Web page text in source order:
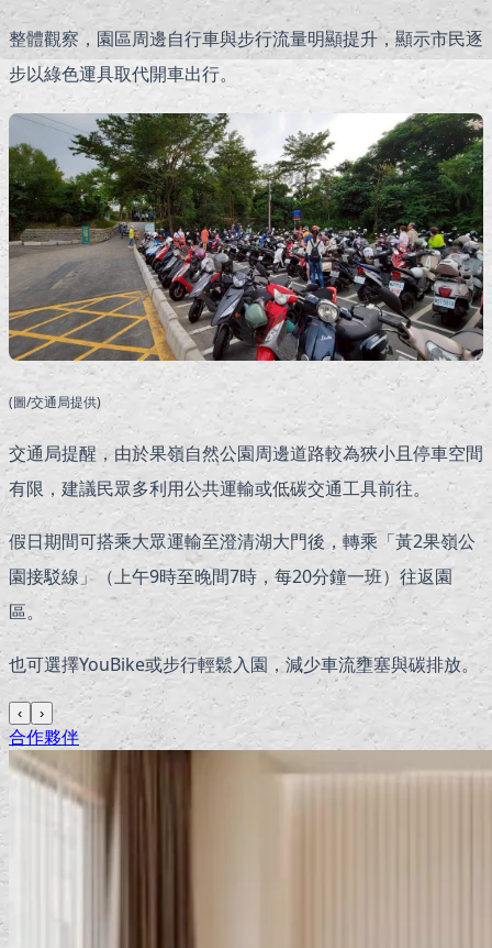
整體觀察，園區周邊自行車與步行流量明顯提升，顯示市民逐
步以綠色運具取代開車出行。
(圖/交通局提供)
交通局提醒，由於果嶺自然公園周邊道路較為狹小且停車空間
有限，建議民眾多利用公共運輸或低碳交通工具前往。
假日期間可搭乘大眾運輸至澄清湖大門後，轉乘「黃2果嶺公
園接駁線」（上午9時至晚間7時，每20分鐘一班）往返園
區。
也可選擇YouBike或步行輕鬆入園，減少車流壅塞與碳排放。
‹ ›
合作夥伴